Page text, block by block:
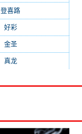
登喜路
好彩(73)
金圣(70)
真龙(65)